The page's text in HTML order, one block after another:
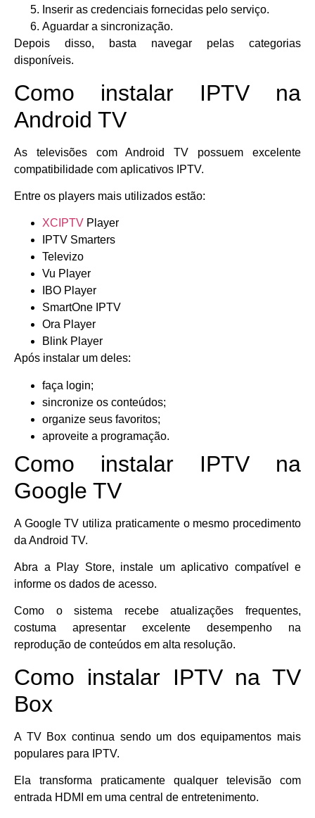
Inserir as credenciais fornecidas pelo serviço.
Aguardar a sincronização.
Depois disso, basta navegar pelas categorias
disponíveis.
Como instalar IPTV na
Android TV
As televisões com Android TV possuem excelente
compatibilidade com aplicativos IPTV.
Entre os players mais utilizados estão:
XCIPTV Player
IPTV Smarters
Televizo
Vu Player
IBO Player
SmartOne IPTV
Ora Player
Blink Player
Após instalar um deles:
faça login;
sincronize os conteúdos;
organize seus favoritos;
aproveite a programação.
Como instalar IPTV na
Google TV
A Google TV utiliza praticamente o mesmo procedimento
da Android TV.
Abra a Play Store, instale um aplicativo compatível e
informe os dados de acesso.
Como o sistema recebe atualizações frequentes,
costuma apresentar excelente desempenho na
reprodução de conteúdos em alta resolução.
Como instalar IPTV na TV
Box
A TV Box continua sendo um dos equipamentos mais
populares para IPTV.
Ela transforma praticamente qualquer televisão com
entrada HDMI em uma central de entretenimento.